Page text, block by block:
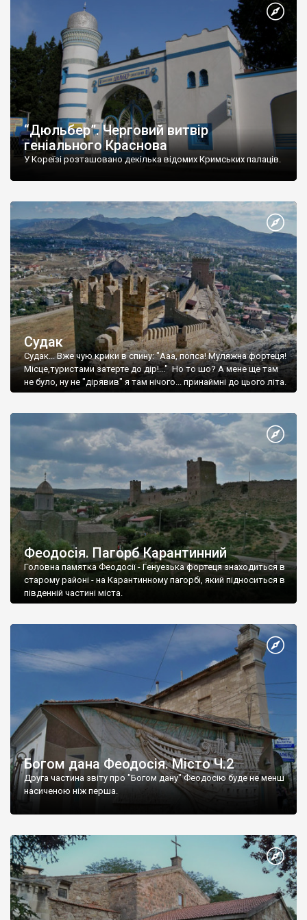
“Дюльбер”. Черговий витвір
геніального Краснова
У Кореїзі розташовано декілька відомих Кримських палаців.
Судак
Судак... Вже чую крики в спину: "Ааа, попса! Муляжна фортеця!
Місце,туристами затерте до дір!..." Но то шо? А мене ще там
не було, ну не "дірявив" я там нічого... принаймні до цього літа.
Феодосія. Пагорб Карантинний
Головна памятка Феодосії - Генуезька фортеця знаходиться в
старому районі - на Карантинному пагорбі, який підноситься в
південній частині міста.
Богом дана Феодосія. Місто Ч.2
Друга частина звіту про "Богом дану" Феодосію буде не менш
насиченою ніж перша.